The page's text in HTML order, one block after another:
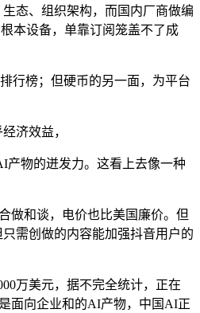
态、组织架构，而国内厂商做编
本设备，单靠订阅笼盖不了成
行榜；但硬币的另一面，为平台
济效益，
物的迸发力。这看上去像一种
做和谈，电价也比美国廉价。但
需创做的内容能加强抖音用户的
万美元，据不完全统计，正在
面向企业和的AI产物，中国AI正